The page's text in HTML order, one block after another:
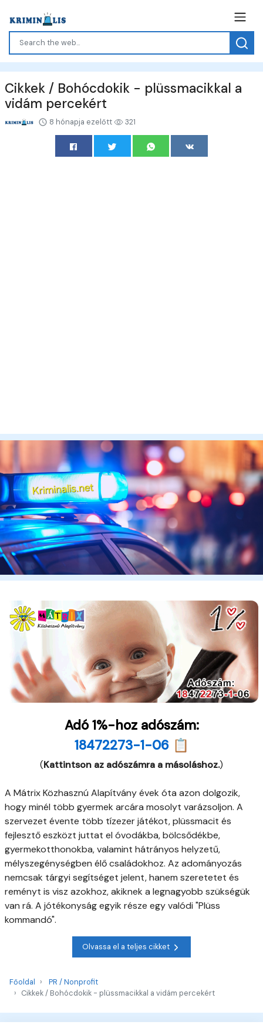
Cikkek / Bohócdokik - plüssmacikkal a
vidám percekért
8 hónapja ezelőtt 321
Adó 1%-hoz adószám:
18472273-1-06 📋
(Kattintson az adószámra a másoláshoz.)
A Mátrix Közhasznú Alapítvány évek óta azon dolgozik,
hogy minél több gyermek arcára mosolyt varázsoljon. A
szervezet évente több tízezer játékot, plüssmacit és
fejlesztő eszközt juttat el óvodákba, bölcsődékbe,
gyermekotthonokba, valamint hátrányos helyzetű,
mélyszegénységben élő családokhoz. Az adományozás
nemcsak tárgyi segítséget jelent, hanem szeretetet és
reményt is visz azokhoz, akiknek a legnagyobb szükségük
van rá. A jótékonyság egyik része egy valódi "Plüss
kommandó".
Olvassa el a teljes cikket
Főoldal
PR / Nonprofit
Cikkek / Bohócdokik - plüssmacikkal a vidám percekért